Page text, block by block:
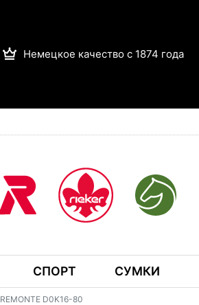
Немецкое качество с 1874 года
СПОРТ СУМКИ
REMONTE D0K16-80